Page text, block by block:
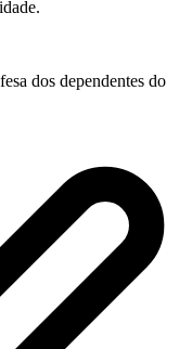
dos dependentes do